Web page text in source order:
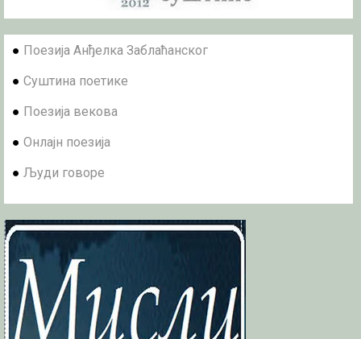
● Поезија Анђелка Заблаћанског
● Суштина поетике
● Поезија векова
● Онлајн поезија
● Људи говоре